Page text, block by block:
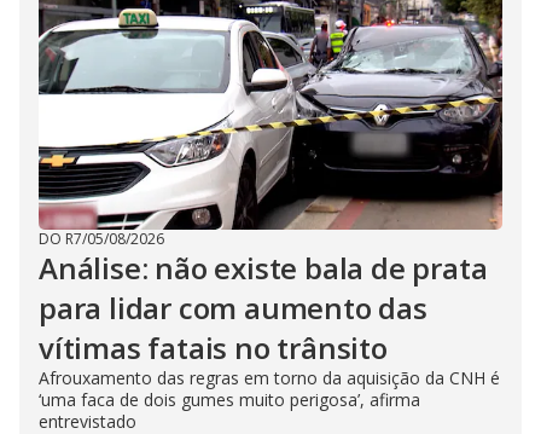
DO R7/05/08/2026
Análise: não existe bala de prata
para lidar com aumento das
vítimas fatais no trânsito
Afrouxamento das regras em torno da aquisição da CNH é
‘uma faca de dois gumes muito perigosa’, afirma
entrevistado